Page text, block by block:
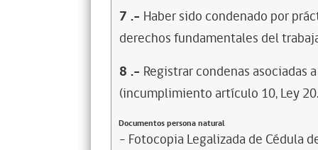
7 .- Haber sido condenado por
derechos fundamentales del
8 .- Registrar condenas asociadas
(incumplimiento artículo 10, Ley
Documentos persona natural
- Fotocopia Legalizada de Cédula